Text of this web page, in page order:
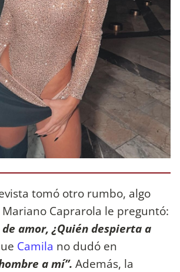
tomó otro rumbo, algo
Caprarola le preguntó:
de amor, ¿Quién despierta a
Camila no dudó en
a mí”. Además, la